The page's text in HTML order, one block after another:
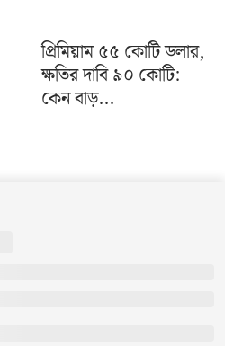
প্রিমিয়াম ৫৫ কোটি ডলার,
ক্ষতির দাবি ৯০ কোটি:
কেন বাড়...